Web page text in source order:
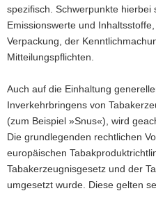
spezifisch. Schwerpunkte
Emissionswerte und
Verpackung, der
Mitteilungspflichten.
Auch auf die Einhaltung
Inverkehrbringens von
(zum Beispiel »Snus«), wird
Die grundlegenden rechtlichen
europäischen
Tabakerzeugnisgesetz und der
umgesetzt wurde. Diese gelten